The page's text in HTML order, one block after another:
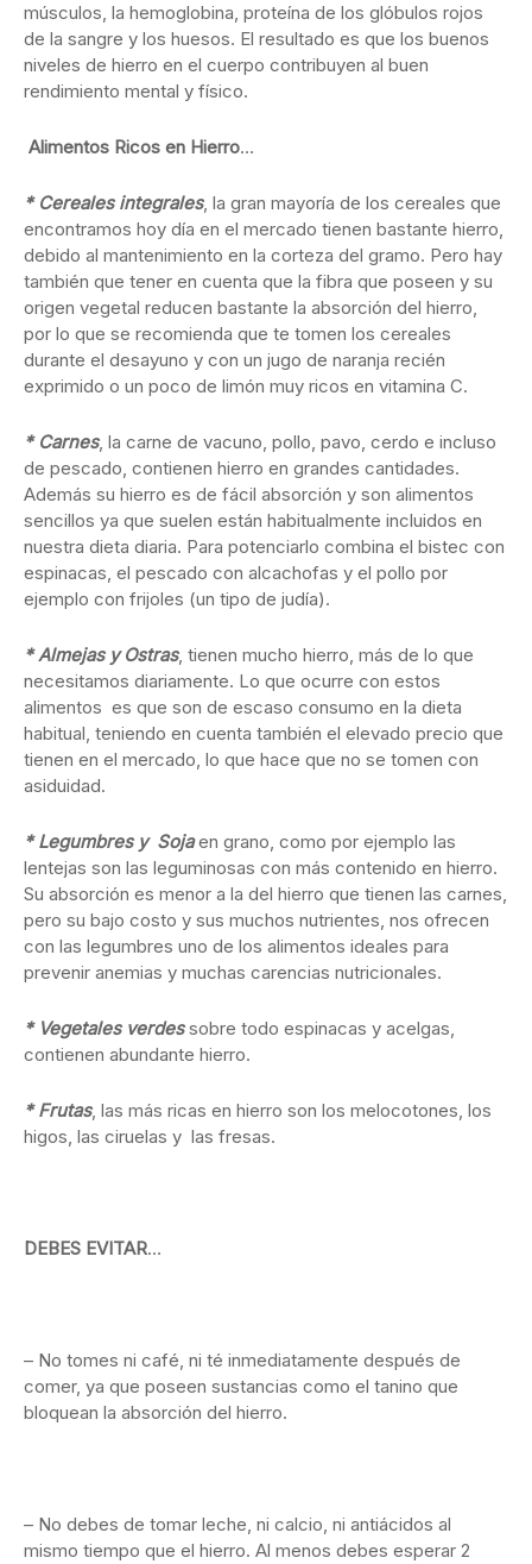
músculos, la hemoglobina, proteína de los glóbulos rojos
de la sangre y los huesos. El resultado es que los buenos
niveles de hierro en el cuerpo contribuyen al buen
rendimiento mental y físico.
Alimentos Ricos en Hierro…
* Cereales integrales, la gran mayoría de los cereales que
encontramos hoy día en el mercado tienen bastante hierro,
debido al mantenimiento en la corteza del gramo. Pero hay
también que tener en cuenta que la fibra que poseen y su
origen vegetal reducen bastante la absorción del hierro,
por lo que se recomienda que te tomen los cereales
durante el desayuno y con un jugo de naranja recién
exprimido o un poco de limón muy ricos en vitamina C.
* Carnes, la carne de vacuno, pollo, pavo, cerdo e incluso
de pescado, contienen hierro en grandes cantidades.
Además su hierro es de fácil absorción y son alimentos
sencillos ya que suelen están habitualmente incluidos en
nuestra dieta diaria. Para potenciarlo combina el bistec con
espinacas, el pescado con alcachofas y el pollo por
ejemplo con frijoles (un tipo de judía).
* Almejas y Ostras, tienen mucho hierro, más de lo que
necesitamos diariamente. Lo que ocurre con estos
alimentos es que son de escaso consumo en la dieta
habitual, teniendo en cuenta también el elevado precio que
tienen en el mercado, lo que hace que no se tomen con
asiduidad.
* Legumbres y Sojaen grano, como por ejemplo las
lentejas son las leguminosas con más contenido en hierro.
Su absorción es menor a la del hierro que tienen las carnes,
pero su bajo costo y sus muchos nutrientes, nos ofrecen
con las legumbres uno de los alimentos ideales para
prevenir anemias y muchas carencias nutricionales.
* Vegetales verdessobre todo espinacas y acelgas,
contienen abundante hierro.
* Frutas, las más ricas en hierro son los melocotones, los
higos, las ciruelas y las fresas.
DEBES EVITAR…
– No tomes ni café, ni té inmediatamente después de
comer, ya que poseen sustancias como el tanino que
bloquean la absorción del hierro.
– No debes de tomar leche, ni calcio, ni antiácidos al
mismo tiempo que el hierro. Al menos debes esperar 2